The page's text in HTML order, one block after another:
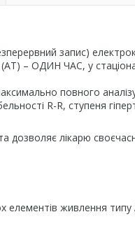
запис)
– ОДИН ЧАС, у
повного
R-R, ступеня
дозволяє лікарю
елементів живлення